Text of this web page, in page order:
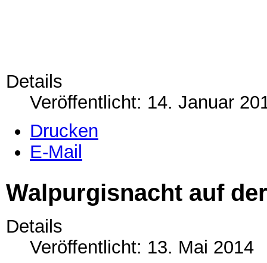
Details
Veröffentlicht: 14. Januar
Drucken
E-Mail
Walpurgisnacht auf
Details
Veröffentlicht: 13. Mai 2014